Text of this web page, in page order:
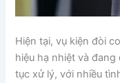
Hiện tại, vụ kiện đòi
hiệu hạ nhiệt và đang
tục xử lý, với nhiều